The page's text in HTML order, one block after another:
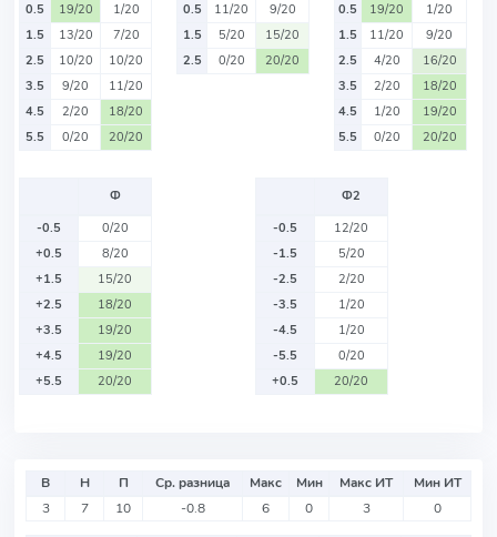
0.5
19/20
1/20
1.5
13/20
7/20
2.5
10/20
10/20
3.5
9/20
11/20
4.5
2/20
18/20
5.5
0/20 20/20
0.5
11/20
9/20
1.5
5/20
15/20
2.5
0/20 20/20
0.5
19/20
1/20
1.5
11/20
9/20
2.5
4/20
16/20
3.5
2/20
18/20
4.5
1/20
19/20
5.5
0/20 20/20
Ф
-0.5
0/20
+0.5
8/20
+1.5
15/20
+2.5
18/20
+3.5
19/20
+4.5
19/20
+5.5
20/20
Ф2
-0.5
12/20
-1.5
5/20
-2.5
2/20
-3.5
1/20
-4.5
1/20
-5.5
0/20
+0.5
20/20
В Н П Ср. разница Макс Мин Макс ИТ
Мин ИТ
3
7 10 -0.8 6 0 3 0